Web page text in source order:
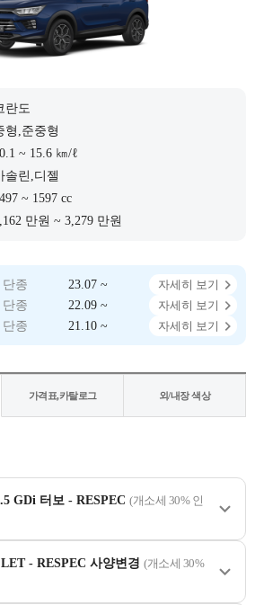
란도
형,준중형
~ 15.6 ㎞/ℓ
솔린,디젤
~ 1597 cc
만원 ~ 3,279 만원
단종 23.07 ~
자세히 보기
단종 22.09 ~
자세히 보기
단종 21.10 ~ 자세히 보기
가격표,카탈로그 외/내장 색상
GDi 터보 - RESPEC (개소세 30% 인
- RESPEC 사양변경 (개소세 30%